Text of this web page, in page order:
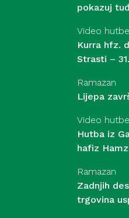
pokazuj
Video hutbe
Kurra hfz.
Strasti –
Ramazan
Lijepa
Video hutbe
Hutba iz
hafiz
Ramazan
Zadnjih
trgovina